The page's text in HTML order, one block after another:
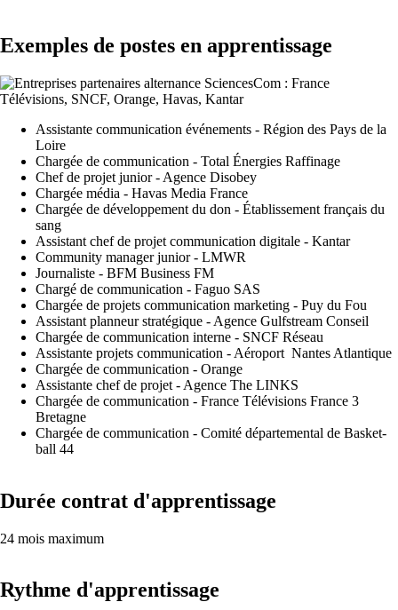
Exemples de postes en apprentissage
Assistante communication événements - Région des Pays de la
Loire
Chargée de communication - Total Énergies Raffinage
Chef de projet junior - Agence Disobey
Chargée média - Havas Media France
Chargée de développement du don - Établissement français du
sang
Assistant chef de projet communication digitale - Kantar
Community manager junior - LMWR
Journaliste - BFM Business FM
Chargé de communication - Faguo SAS
Chargée de projets communication marketing - Puy du Fou
Assistant planneur stratégique - Agence Gulfstream Conseil
Chargée de communication interne - SNCF Réseau
Assistante projets communication - Aéroport Nantes Atlantique
Chargée de communication - Orange
Assistante chef de projet - Agence The LINKS
Chargée de communication - France Télévisions France 3
Bretagne
Chargée de communication - Comité départemental de Basket-
ball 44
Durée contrat d'apprentissage
24 mois maximum
Rythme d'apprentissage